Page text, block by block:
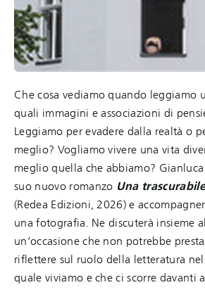
Che cosa vediamo quando leggiamo
quali immagini e associazioni di
Leggiamo per evadere dalla realtà o
meglio? Vogliamo vivere una vita
meglio quella che abbiamo?
suo nuovo romanzo Una
(Redea Edizioni, 2026) e
una fotografia. Ne discuterà insieme
un’occasione che non potrebbe
riflettere sul ruolo della letteratura
quale viviamo e che ci scorre davanti